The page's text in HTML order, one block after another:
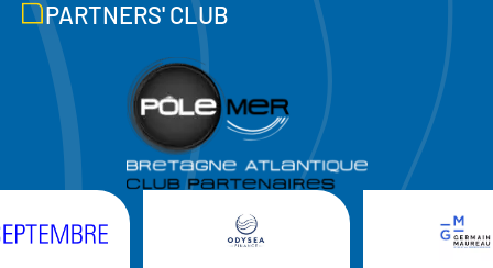
PARTNERS' CLUB